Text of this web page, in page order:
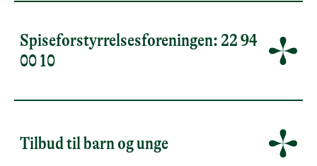
Spiseforstyrrelsesforeningen: 22 94
00 10
Tilbud til barn og unge